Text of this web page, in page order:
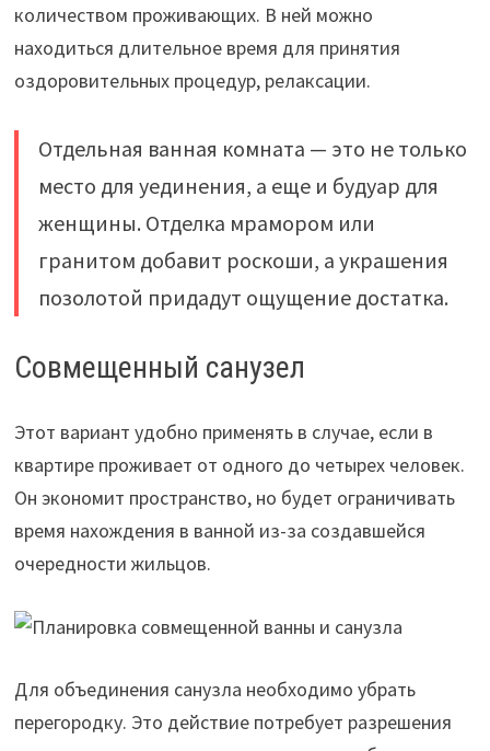
количеством проживающих. В ней можно
находиться длительное время для принятия
оздоровительных процедур, релаксации.
Отдельная ванная комната — это не только
место для уединения, а еще и будуар для
женщины. Отделка мрамором или
гранитом добавит роскоши, а украшения
позолотой придадут ощущение достатка.
Совмещенный санузел
Этот вариант удобно применять в случае, если в
квартире проживает от одного до четырех человек.
Он экономит пространство, но будет ограничивать
время нахождения в ванной из-за создавшейся
очередности жильцов.
Для объединения санузла необходимо убрать
перегородку. Это действие потребует разрешения